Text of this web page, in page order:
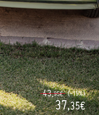
43,95€ (-15%)
37,35€